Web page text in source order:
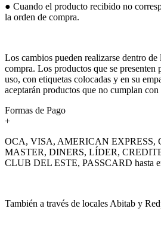
● Cuando el producto recibido no
la orden de compra.
Los cambios pueden realizarse dentro de
compra. Los productos que se presenten
uso, con etiquetas colocadas y en su
aceptarán productos que no cumplan con
Formas de Pago
+
OCA, VISA, AMERICAN EXPRESS,
MASTER, DINERS, LÍDER,
CLUB DEL ESTE, PASSCARD hasta
También a través de locales Abitab y